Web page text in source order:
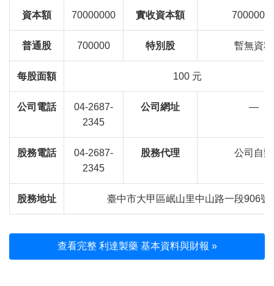
資本額 70000000 實收資本額
普通股 700000 特別股 暫無資料
每股面額 100 元
公司電話
04-2687-
2345
公司網址 —
股務電話
04-2687-
2345
股務代理 公司自辦
股務地址 臺中市大甲區岷山里中山路一段906號
查看完整 利達製藥 基本資料與財報 »